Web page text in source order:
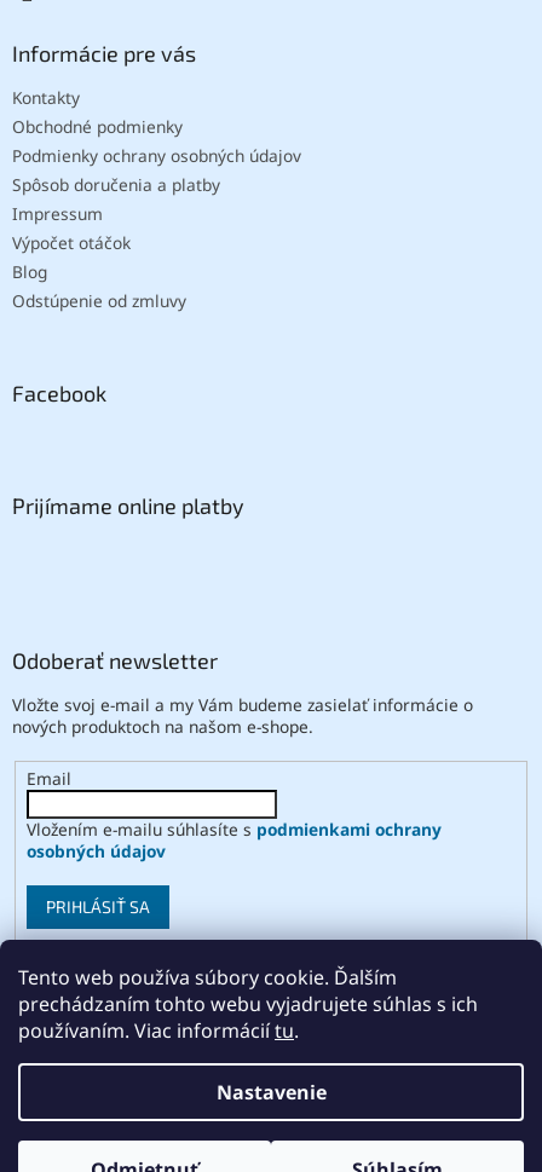
Tento web používa súbory cookie. Ďalším
prechádzaním tohto webu vyjadrujete súhlas s ich
používaním. Viac informáciítu.
Nastavenie
Informácie pre vás
Kontakty
Obchodné podmienky
Podmienky ochrany osobných údajov
Spôsob doručenia a platby
Impressum
Výpočet otáčok
Blog
Odstúpenie od zmluvy
Facebook
Prijímame online platby
Odoberať newsletter
Vložte svoj e-mail a my Vám budeme zasielať informácie o
nových produktoch na našom e-shope.
Email
Vložením e-mailu súhlasíte s podmienkami ochrany
osobných údajov
PRIHLÁSIŤ SA
Vytvoril Shoptet
ABSE. Všetky práva vyhradené.